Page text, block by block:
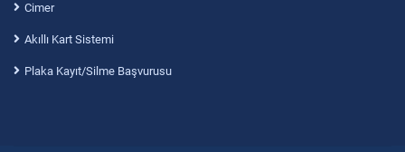
Cimer
Akıllı Kart Sistemi
Plaka Kayıt/Silme Başvurusu